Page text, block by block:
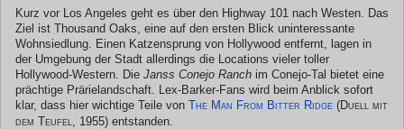
Kurz vor Los Angeles geht es über den Highway 101 nach Westen. Das
Ziel ist Thousand Oaks, eine auf den ersten Blick uninteressante
Wohnsiedlung. Einen Katzensprung von Hollywood entfernt, lagen in
der Umgebung der Stadt allerdings die Locations vieler toller
Hollywood-Western. Die Janss Conejo Ranch im Conejo-Tal bietet eine
prächtige Prärielandschaft. Lex-Barker-Fans wird beim Anblick sofort
klar, dass hier wichtige Teile von The Man From Bitter Ridge (Duell mit
dem Teufel, 1955) entstanden.